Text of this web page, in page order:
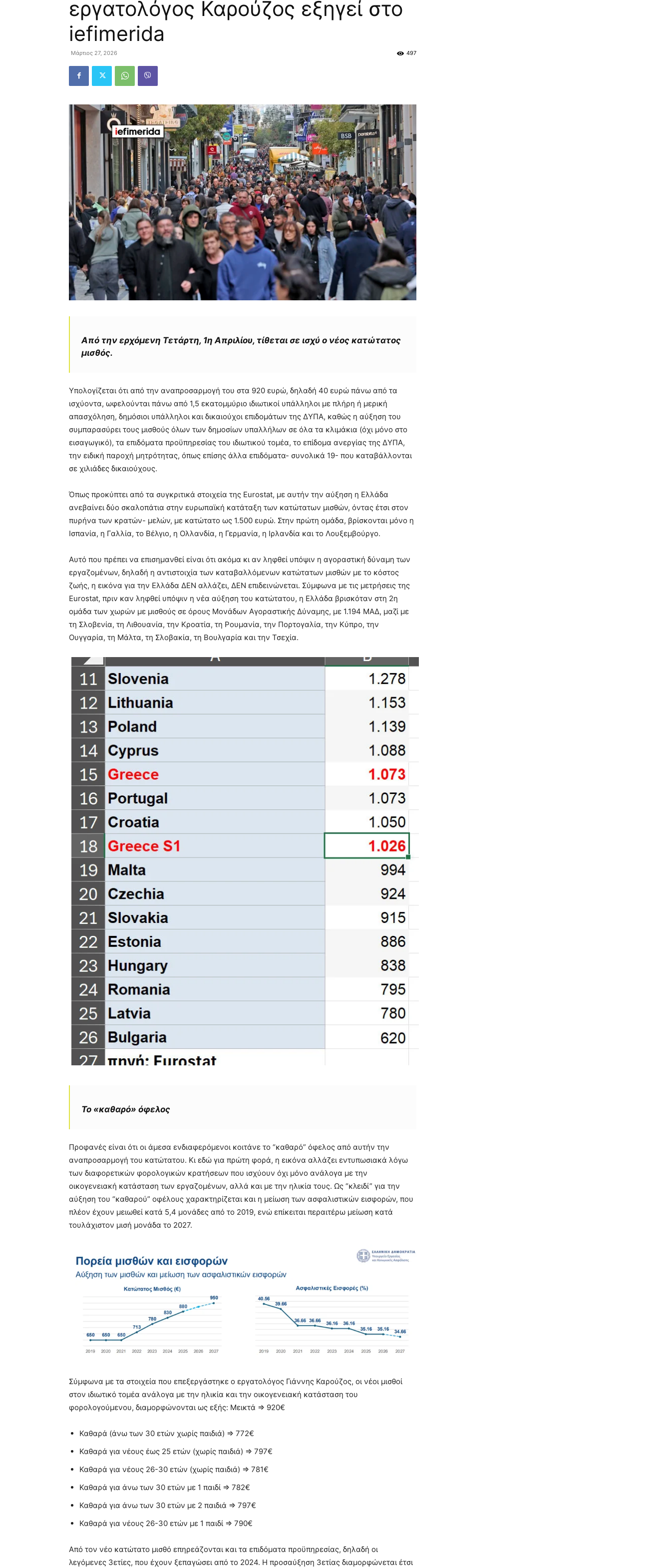
εργατολόγος Καρούζος εξηγεί στο
iefimerida
Μάρτιος 27, 2026 497
Από την ερχόμενη Τετάρτη, 1η Απριλίου, τίθεται σε ισχύ ο νέος κατώτατος
μισθός.
Υπολογίζεται ότι από την αναπροσαρμογή του στα 920 ευρώ, δηλαδή 40 ευρώ πάνω από τα
ισχύοντα, ωφελούνται πάνω από 1,5 εκατομμύριο ιδιωτικοί υπάλληλοι με πλήρη ή μερική
απασχόληση, δημόσιοι υπάλληλοι και δικαιούχοι επιδομάτων της ΔΥΠΑ, καθώς η αύξηση του
συμπαρασύρει τους μισθούς όλων των δημοσίων υπαλλήλων σε όλα τα κλιμάκια (όχι μόνο στο
εισαγωγικό), τα επιδόματα προϋπηρεσίας του ιδιωτικού τομέα, το επίδομα ανεργίας της ΔΥΠΑ,
την ειδική παροχή μητρότητας, όπως επίσης άλλα επιδόματα- συνολικά 19- που καταβάλλονται
σε χιλιάδες δικαιούχους.
Όπως προκύπτει από τα συγκριτικά στοιχεία της Eurostat, με αυτήν την αύξηση η Ελλάδα
ανεβαίνει δύο σκαλοπάτια στην ευρωπαϊκή κατάταξη των κατώτατων μισθών, όντας έτσι στον
πυρήνα των κρατών- μελών, με κατώτατο ως 1.500 ευρώ. Στην πρώτη ομάδα, βρίσκονται μόνο η
Ισπανία, η Γαλλία, το Βέλγιο, η Ολλανδία, η Γερμανία, η Ιρλανδία και το Λουξεμβούργο.
Αυτό που πρέπει να επισημανθεί είναι ότι ακόμα κι αν ληφθεί υπόψιν η αγοραστική δύναμη των
εργαζομένων, δηλαδή η αντιστοιχία των καταβαλλόμενων κατώτατων μισθών με το κόστος
ζωής, η εικόνα για την Ελλάδα ΔΕΝ αλλάζει, ΔΕΝ επιδεινώνεται. Σύμφωνα με τις μετρήσεις της
Eurostat, πριν καν ληφθεί υπόψιν η νέα αύξηση του κατώτατου, η Ελλάδα βρισκόταν στη 2η
ομάδα των χωρών με μισθούς σε όρους Μονάδων Αγοραστικής Δύναμης, με 1.194 ΜΑΔ, μαζί με
τη Σλοβενία, τη Λιθουανία, την Κροατία, τη Ρουμανία, την Πορτογαλία, την Κύπρο, την
Ουγγαρία, τη Μάλτα, τη Σλοβακία, τη Βουλγαρία και την Τσεχία.
Το «καθαρό» όφελος
Προφανές είναι ότι οι άμεσα ενδιαφερόμενοι κοιτάνε το “καθαρό” όφελος από αυτήν την
αναπροσαρμογή του κατώτατου. Κι εδώ για πρώτη φορά, η εικόνα αλλάζει εντυπωσιακά λόγω
των διαφορετικών φορολογικών κρατήσεων που ισχύουν όχι μόνο ανάλογα με την
οικογενειακή κατάσταση των εργαζομένων, αλλά και με την ηλικία τους. Ως “κλειδί” για την
αύξηση του “καθαρού” οφέλους χαρακτηρίζεται και η μείωση των ασφαλιστικών εισφορών, που
πλέον έχουν μειωθεί κατά 5,4 μονάδες από το 2019, ενώ επίκειται περαιτέρω μείωση κατά
τουλάχιστον μισή μονάδα το 2027.
Σύμφωνα με τα στοιχεία που επεξεργάστηκε ο εργατολόγος Γιάννης Καρούζος, οι νέοι μισθοί
στον ιδιωτικό τομέα ανάλογα με την ηλικία και την οικογενειακή κατάσταση του
φορολογούμενου, διαμορφώνονται ως εξής: Μεικτά ⇒ 920€
Καθαρά (άνω των 30 ετών χωρίς παιδιά) ⇒ 772€
Καθαρά για νέους έως 25 ετών (χωρίς παιδιά) ⇒ 797€
Καθαρά για νέους 26-30 ετών (χωρίς παιδιά) ⇒ 781€
Καθαρά για άνω των 30 ετών με 1 παιδί ⇒ 782€
Καθαρά για άνω των 30 ετών με 2 παιδιά ⇒ 797€
Καθαρά για νέους 26-30 ετών με 1 παιδί ⇒ 790€
Από τον νέο κατώτατο μισθό επηρεάζονται και τα επιδόματα προϋπηρεσίας, δηλαδή οι
λεγόμενες 3ετίες, που έχουν ξεπαγώσει από το 2024. Η προσαύξηση 3ετίας διαμορφώνεται έτσι